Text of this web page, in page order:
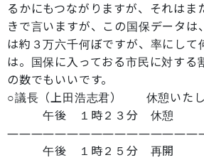
るかにもつながりますが、それはま
きで言いますが、この国保データは
は約３万六千何ぼですが、率にして
は。国保に入っておる市民に対する
の数でもいいです。
○議長（上田浩志君） 休憩いたし
午後 １時２３分 休憩
午後 １時２５分 再開